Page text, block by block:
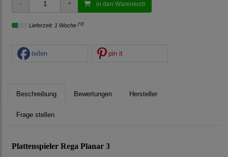
in den Warenkorb
Lieferzeit: 1 Woche [*2]
teilen pin it
Beschreibung Bewertungen Hersteller
Frage stellen
Plattenspieler Rega Planar 3